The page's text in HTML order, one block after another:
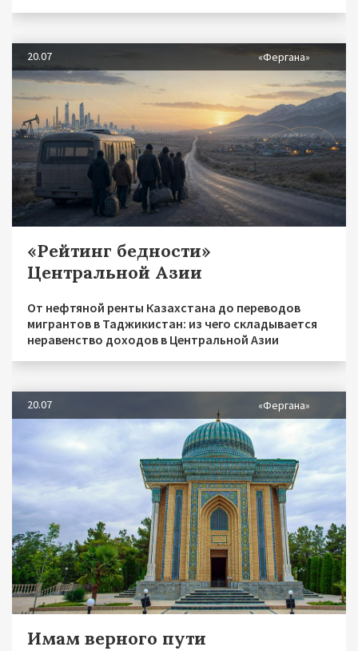
20.07 «Фергана»
«Рейтинг бедности»
Центральной Азии
От нефтяной ренты Казахстана до переводов
мигрантов в Таджикистан: из чего складывается
неравенство доходов в Центральной Азии
20.07 «Фергана»
Имам верного пути